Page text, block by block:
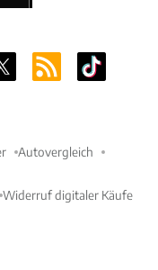
Autovergleich
Widerruf digitaler Käufe